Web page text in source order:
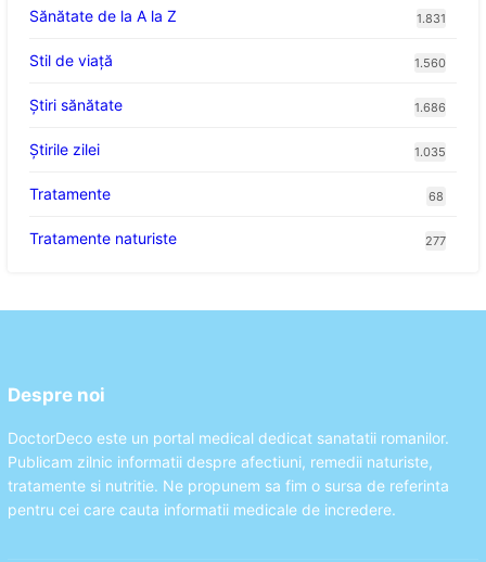
Sănătate de la A la Z 1.831
Stil de viaţă 1.560
Ştiri sănătate 1.686
Știrile zilei 1.035
Tratamente 68
Tratamente naturiste 277
Despre noi
DoctorDeco este un portal medical dedicat sanatatii romanilor.
Publicam zilnic informatii despre afectiuni, remedii naturiste,
tratamente si nutritie. Ne propunem sa fim o sursa de referinta
pentru cei care cauta informatii medicale de incredere.